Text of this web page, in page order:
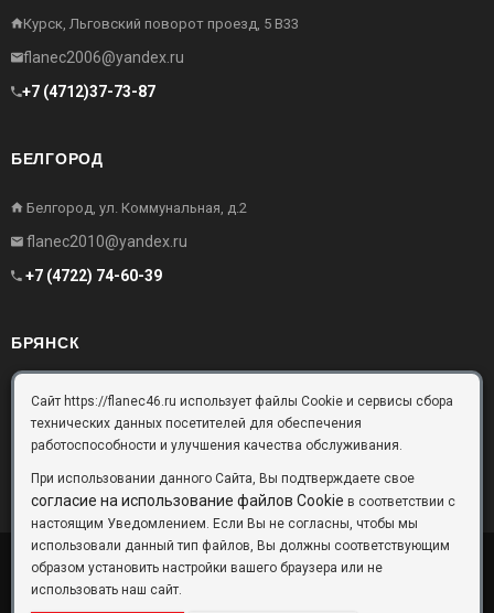
Курск, Льговский поворот проезд, 5 В33
flanec2006@yandex.ru
+7 (4712)37-73-87
БЕЛГОРОД
Белгород, ул. Коммунальная, д.2
flanec2010@yandex.ru
+7 (4722) 74-60-39
БРЯНСК
Брянск, Московский проезд, д.10, офис 3
flanec32@yandex.ru
Copyright © 2026 © ООО «Фланец-Комплект»
Сайт https://flanec46.ru использует файлы Cookie и сервисы сбора
технических данных посетителей для обеспечения
работоспособности и улучшения качества обслуживания.
При использовании данного Сайта, Вы подтверждаете свое
согласие на использование файлов Cookie в соответствии с
настоящим Уведомлением. Если Вы не согласны, чтобы мы
использовали данный тип файлов, Вы должны соответствующим
образом установить настройки вашего браузера или не
использовать наш сайт.